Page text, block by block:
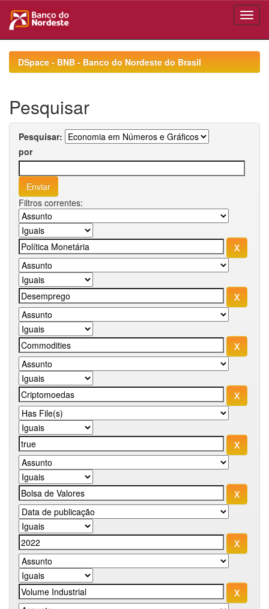
navigationDSpace - BNB - Banco do Nordeste do Brasil
Pesquisar
Pesquisar:
por
Filtros correntes: